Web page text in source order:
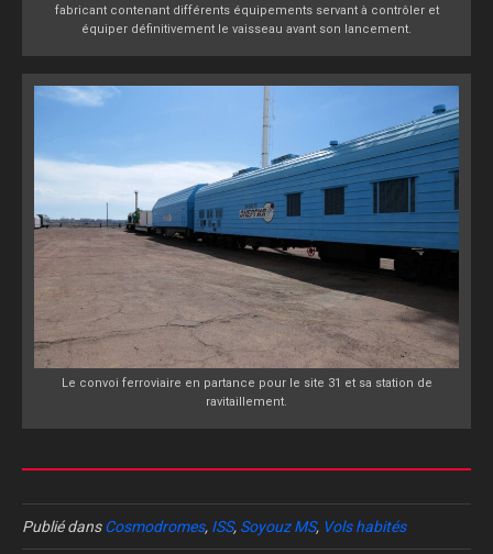
fabricant contenant différents équipements servant à contrôler et
équiper définitivement le vaisseau avant son lancement.
Le convoi ferroviaire en partance pour le site 31 et sa station de
ravitaillement.
Publié dansCosmodromes, ISS, Soyouz MS, Vols habités